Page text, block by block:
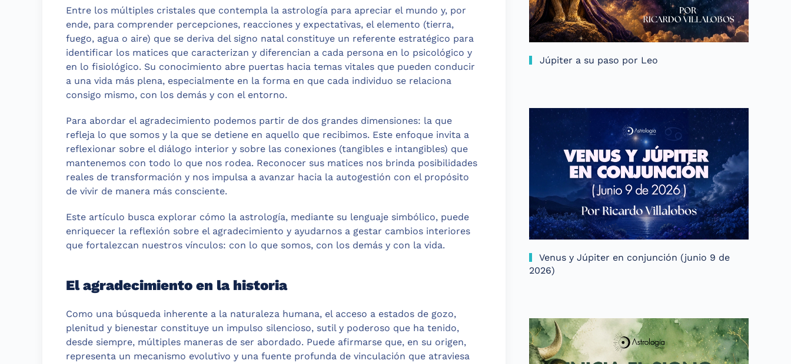
Entre los múltiples cristales que contempla la astrología para apreciar el mundo y, por
ende, para comprender percepciones, reacciones y expectativas, el elemento (tierra,
fuego, agua o aire) que se deriva del signo natal constituye un referente estratégico para
identificar los matices que caracterizan y diferencian a cada persona en lo psicológico y
en lo fisiológico. Su conocimiento abre puertas hacia temas vitales que pueden conducir
a una vida más plena, especialmente en la forma en que cada individuo se relaciona
consigo mismo, con los demás y con el entorno.
Para abordar el agradecimiento podemos partir de dos grandes dimensiones: la que
refleja lo que somos y la que se detiene en aquello que recibimos. Este enfoque invita a
reflexionar sobre el diálogo interior y sobre las conexiones (tangibles e intangibles) que
mantenemos con todo lo que nos rodea. Reconocer sus matices nos brinda posibilidades
reales de transformación y nos impulsa a avanzar hacia la autogestión con el propósito
de vivir de manera más consciente.
Este artículo busca explorar cómo la astrología, mediante su lenguaje simbólico, puede
enriquecer la reflexión sobre el agradecimiento y ayudarnos a gestar cambios interiores
que fortalezcan nuestros vínculos: con lo que somos, con los demás y con la vida.
El agradecimiento en la historia
Como una búsqueda inherente a la naturaleza humana, el acceso a estados de gozo,
plenitud y bienestar constituye un impulso silencioso, sutil y poderoso que ha tenido,
desde siempre, múltiples maneras de ser abordado. Puede afirmarse que, en su origen,
representa un mecanismo evolutivo y una fuente profunda de vinculación que atraviesa
Júpiter a su paso por Leo
Venus y Júpiter en conjunción (junio 9 de
2026)